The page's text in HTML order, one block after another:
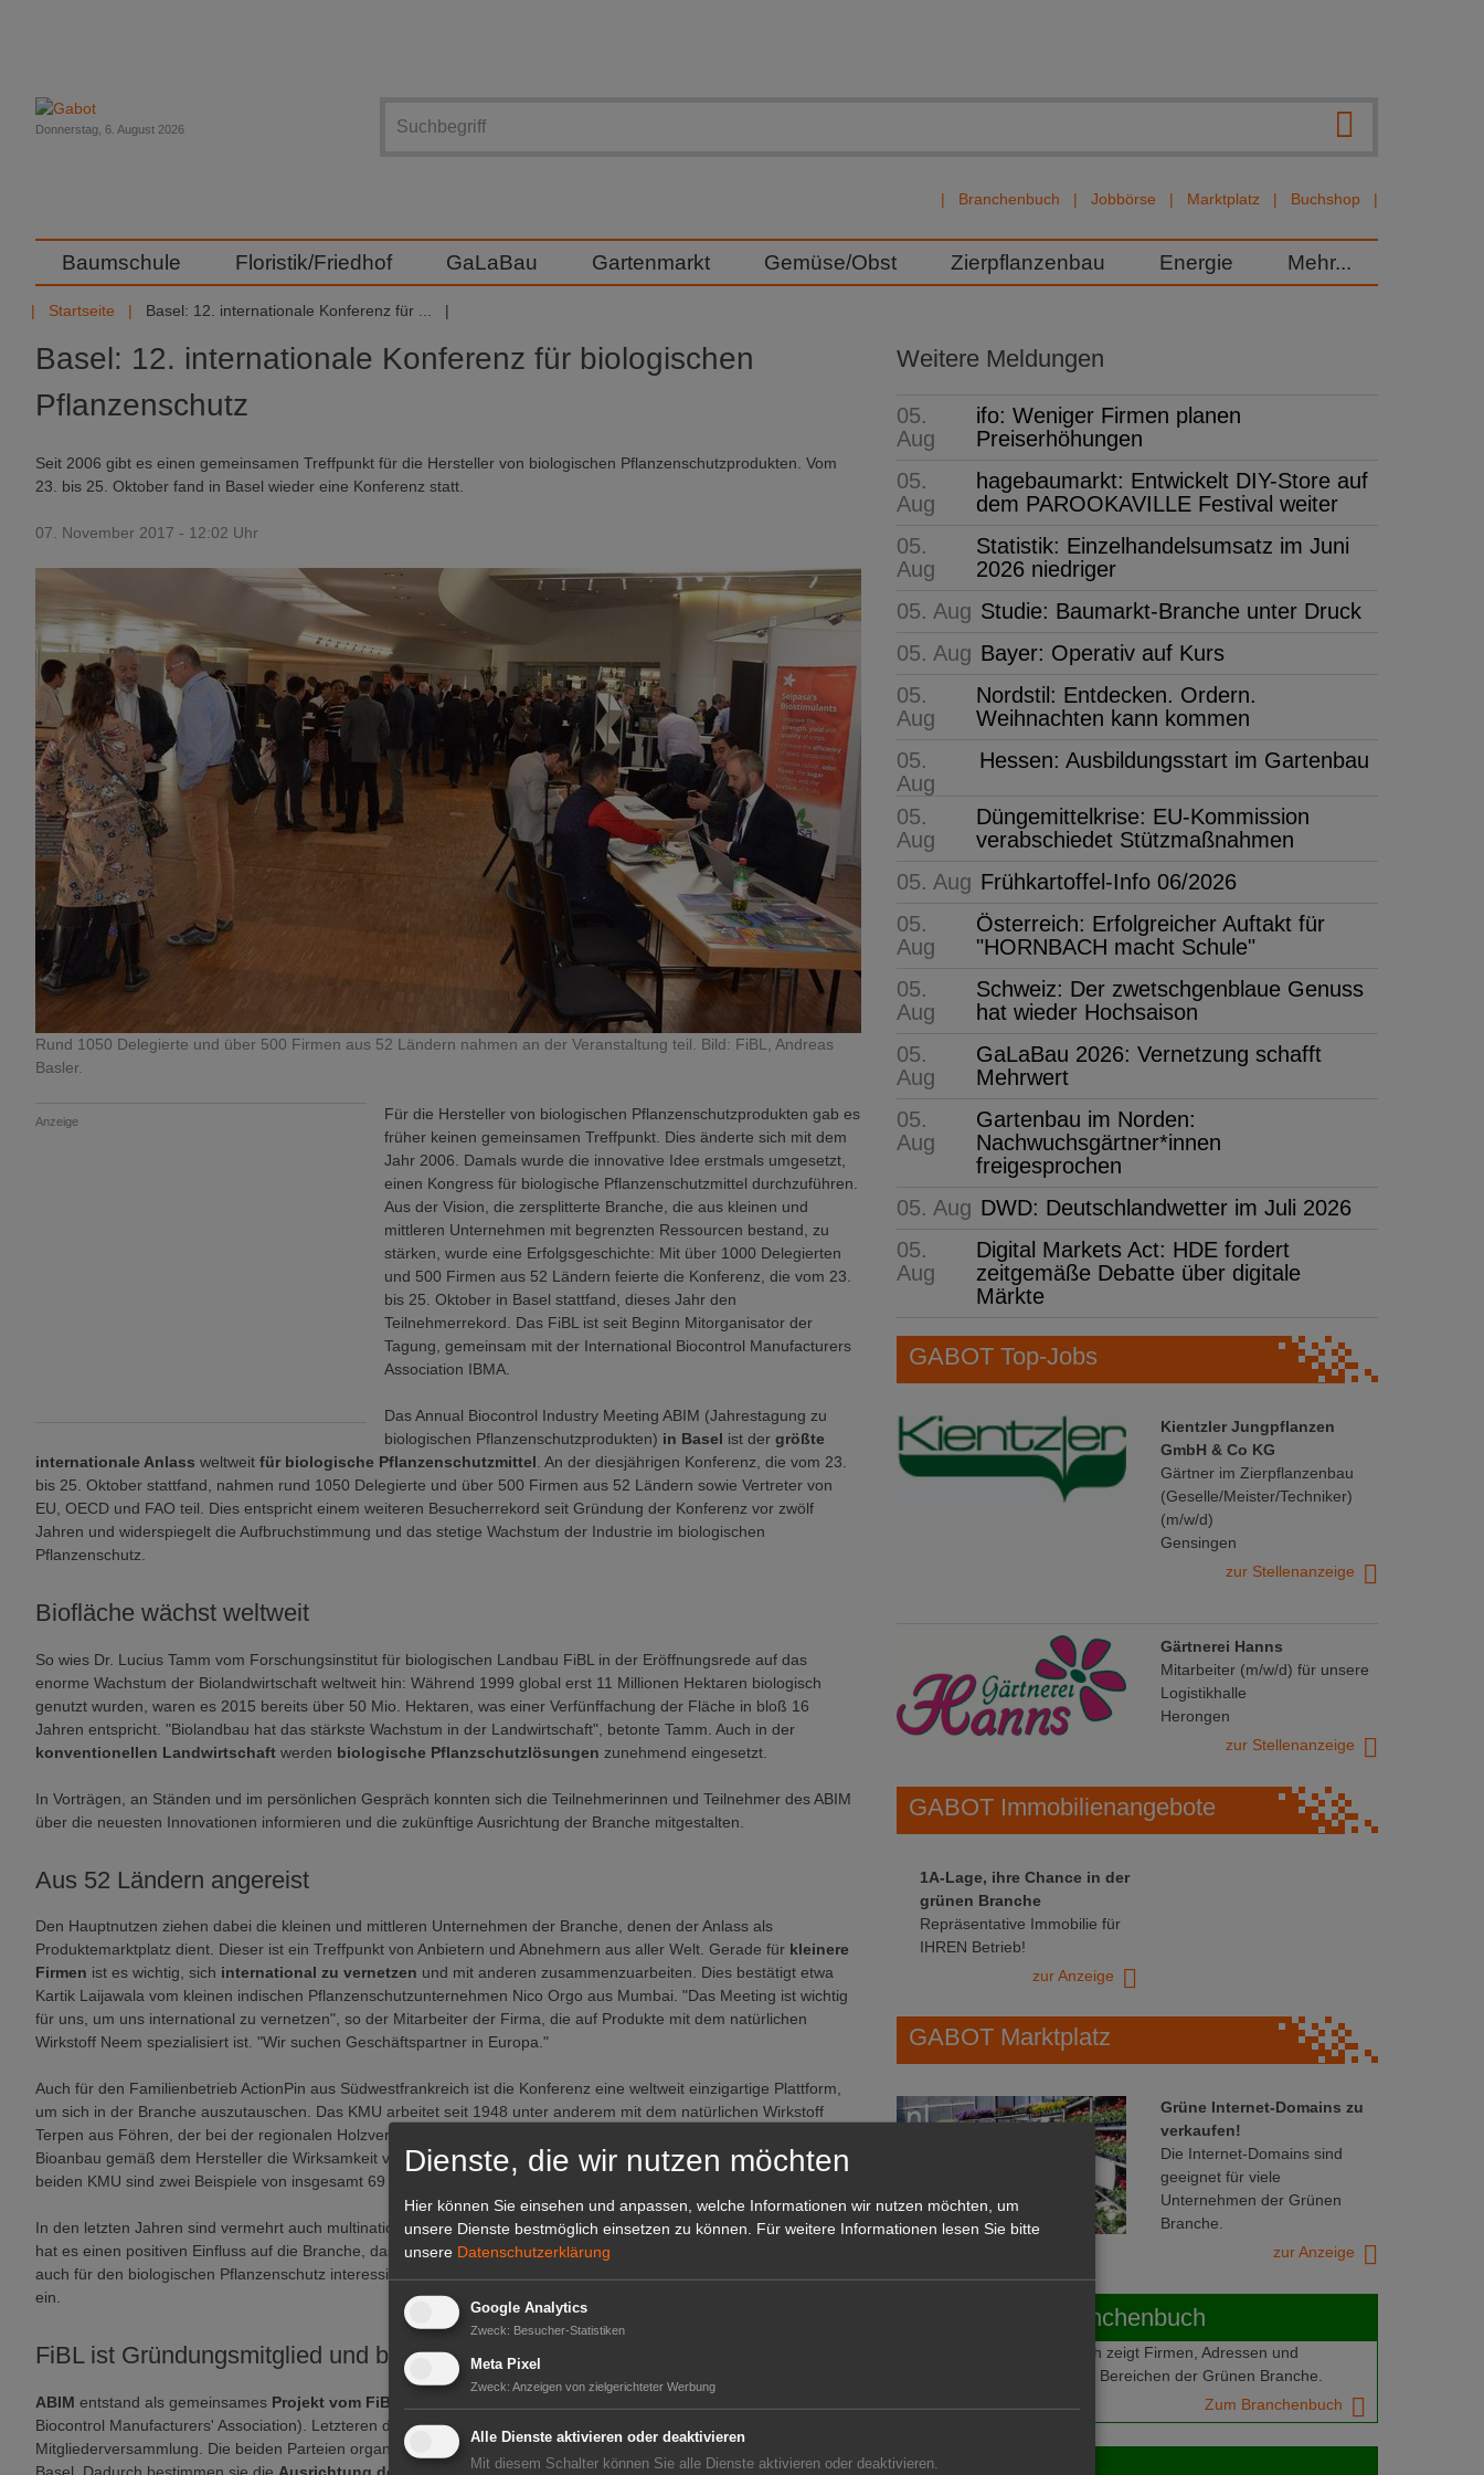
Branchenbuch Jobbörse Marktplatz Buchshop
Donnerstag, 6. August 2026
Baumschule Floristik/Friedhof GaLaBau Gartenmarkt Gemüse/Obst Zierpflanzenbau Energie Mehr...
Startseite Basel: 12. internationale Konferenz für ...
Basel: 12. internationale Konferenz für biologischen
Pflanzenschutz
Seit 2006 gibt es einen gemeinsamen Treffpunkt für die Hersteller von biologischen Pflanzenschutzprodukten. Vom
23. bis 25. Oktober fand in Basel wieder eine Konferenz statt.
07. November 2017 - 12:02 Uhr
Rund 1050 Delegierte und über 500 Firmen aus 52 Ländern nahmen an der Veranstaltung teil. Bild: FiBL, Andreas
Basler.
Anzeige
Für die Hersteller von biologischen Pflanzenschutzprodukten gab es
früher keinen gemeinsamen Treffpunkt. Dies änderte sich mit dem
Jahr 2006. Damals wurde die innovative Idee erstmals umgesetzt,
einen Kongress für biologische Pflanzenschutzmittel durchzuführen.
Aus der Vision, die zersplitterte Branche, die aus kleinen und
mittleren Unternehmen mit begrenzten Ressourcen bestand, zu
stärken, wurde eine Erfolgsgeschichte: Mit über 1000 Delegierten
und 500 Firmen aus 52 Ländern feierte die Konferenz, die vom 23.
bis 25. Oktober in Basel stattfand, dieses Jahr den
Teilnehmerrekord. Das FiBL ist seit Beginn Mitorganisator der
Tagung, gemeinsam mit der International Biocontrol Manufacturers
Association IBMA.
Das Annual Biocontrol Industry Meeting ABIM (Jahrestagung zu
biologischen Pflanzenschutzprodukten) in Basel ist der größte
internationale Anlass weltweit für biologische Pflanzenschutzmittel . An der diesjährigen Konferenz, die vom 23.
bis 25. Oktober stattfand, nahmen rund 1050 Delegierte und über 500 Firmen aus 52 Ländern sowie Vertreter von
EU, OECD und FAO teil. Dies entspricht einem weiteren Besucherrekord seit Gründung der Konferenz vor zwölf
Jahren und widerspiegelt die Aufbruchstimmung und das stetige Wachstum der Industrie im biologischen
Pflanzenschutz.
Biofläche wächst weltweit
So wies Dr. Lucius Tamm vom Forschungsinstitut für biologischen Landbau FiBL in der Eröffnungsrede auf das
enorme Wachstum der Biolandwirtschaft weltweit hin: Während 1999 global erst 11 Millionen Hektaren biologisch
genutzt wurden, waren es 2015 bereits über 50 Mio. Hektaren, was einer Verfünffachung der Fläche in bloß 16
Jahren entspricht. "Biolandbau hat das stärkste Wachstum in der Landwirtschaft", betonte Tamm. Auch in der
konventionellen Landwirtschaft werden biologische Pflanzschutzlösungen zunehmend eingesetzt.
In Vorträgen, an Ständen und im persönlichen Gespräch konnten sich die Teilnehmerinnen und Teilnehmer des ABIM
über die neuesten Innovationen informieren und die zukünftige Ausrichtung der Branche mitgestalten.
Aus 52 Ländern angereist
Den Hauptnutzen ziehen dabei die kleinen und mittleren Unternehmen der Branche, denen der Anlass als
Produktemarktplatz dient. Dieser ist ein Treffpunkt von Anbietern und Abnehmern aus aller Welt. Gerade für kleinere
Firmen ist es wichtig, sich international zu vernetzen und mit anderen zusammenzuarbeiten. Dies bestätigt etwa
Kartik Laijawala vom kleinen indischen Pflanzenschutzunternehmen Nico Orgo aus Mumbai. "Das Meeting ist wichtig
für uns, um uns international zu vernetzen", so der Mitarbeiter der Firma, die auf Produkte mit dem natürlichen
Wirkstoff Neem spezialisiert ist. "Wir suchen Geschäftspartner in Europa."
Auch für den Familienbetrieb ActionPin aus Südwestfrankreich ist die Konferenz eine weltweit einzigartige Plattform,
um sich in der Branche auszutauschen. Das KMU arbeitet seit 1948 unter anderem mit dem natürlichen Wirkstoff
Terpen aus Föhren, der bei der regionalen Holzverarbeitung zu Papier als "Abfallprodukt" anfällt. Terpen steigert im
Bioanbau gemäß dem Hersteller die Wirksamkeit von Pflanzenschutz- und Düngemitteln auf natürliche Weise. Die
beiden KMU sind zwei Beispiele von insgesamt 69 Ausstellern aus aller Welt.
In den letzten Jahren sind vermehrt auch multinationale Konzerne in diesen Markt eingestiegen. Interessanterweise
hat es einen positiven Einfluss auf die Branche, dass sich die großen Hersteller chemisch-synthetischer Pestizide neu
auch für den biologischen Pflanzenschutz interessieren. Denn sie bringen zusätzliches Kapital und ein großes Wissen
ein.
FiBL ist Gründungsmitglied und bis heute Teil des Organisationskomitees
ABIM entstand als gemeinsames Projekt vom FiBL
Biocontrol Manufacturers' Association). Letzteren dient der Anlass auch als attraktiver Rahmen ihrer jährlichen
Mitgliederversammlung. Die beiden Parteien organisieren bis heute gemeinsam den Anlass im Kongresszentrum
Basel. Dadurch bestimmen sie die Ausrichtung des ABIM und beeinflussen, wie sich derbiologische
Weitere Meldungen
05.
Aug
ifo: Weniger Firmen planen
Preiserhöhungen
05.
Aug
hagebaumarkt: Entwickelt DIY-Store auf
dem PAROOKAVILLE Festival weiter
05.
Aug
Statistik: Einzelhandelsumsatz im Juni
2026 niedriger
05. Aug Studie: Baumarkt-Branche unter Druck
05. Aug Bayer: Operativ auf Kurs
05.
Aug
Nordstil: Entdecken. Ordern.
Weihnachten kann kommen
05.
Aug
Hessen: Ausbildungsstart im Gartenbau
05.
Aug
Düngemittelkrise: EU-Kommission
verabschiedet Stützmaßnahmen
05. Aug Frühkartoffel-Info 06/2026
05.
Aug
Österreich: Erfolgreicher Auftakt für
"HORNBACH macht Schule"
05.
Aug
Schweiz: Der zwetschgenblaue Genuss
hat wieder Hochsaison
05.
Aug
GaLaBau 2026: Vernetzung schafft
Mehrwert
05.
Aug
Gartenbau im Norden:
Nachwuchsgärtner*innen
freigesprochen
05. Aug DWD: Deutschlandwetter im Juli 2026
05.
Aug
Digital Markets Act: HDE fordert
zeitgemäße Debatte über digitale
Märkte
GABOT Top-Jobs
Kientzler Jungpflanzen
GmbH & Co KG
Gärtner im Zierpflanzenbau
(Geselle/Meister/Techniker)
(m/w/d)
Gensingen
zur Stellenanzeige
Gärtnerei Hanns
Mitarbeiter (m/w/d) für unsere
Logistikhalle
Herongen
zur Stellenanzeige
GABOT Immobilienangebote
1A-Lage, ihre Chance in der
grünen Branche
Repräsentative Immobilie für
IHREN Betrieb!
zur Anzeige
GABOT Marktplatz
Grüne Internet-Domains zu
verkaufen!
Die Internet-Domains sind
geeignet für viele
Unternehmen der Grünen
Branche.
zur Anzeige
Das GABOT-Branchenbuch
Das GABOT-Branchenbuch zeigt Firmen, Adressen und
Telefonnummern aus allen Bereichen der Grünen Branche.
Zum Branchenbuch
Dienste, die wir nutzen möchten
Hier können Sie einsehen und anpassen, welche Informationen wir nutzen möchten, um
unsere Dienste bestmöglich einsetzen zu können.
Für weitere Informationen lesen Sie bitte
unsere Datenschutzerklärung
Google Analytics
Zweck: Besucher-Statistiken
Meta Pixel
Zweck: Anzeigen von zielgerichteter Werbung
Alle Dienste aktivieren oder deaktivieren
Mit diesem Schalter können Sie alle Dienste aktivieren oder deaktivieren.